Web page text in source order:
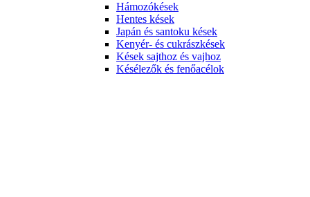
Hámozókések
Hentes kések
Japán és santoku kések
Kenyér- és cukrászkések
Kések sajthoz és vajhoz
Késélezők és fenőacélok